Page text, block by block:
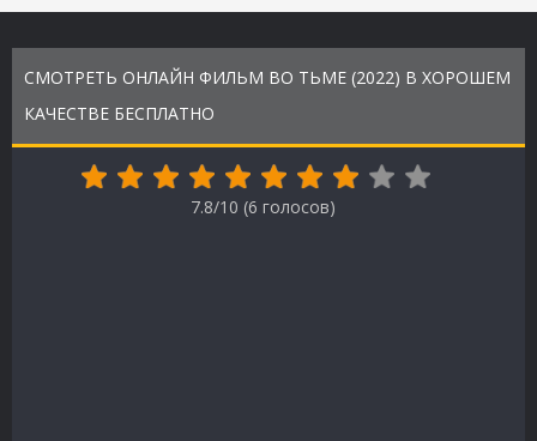
СМОТРЕТЬ ОНЛАЙН ФИЛЬМ ВО ТЬМЕ (2022) В ХОРОШЕМ
КАЧЕСТВЕ БЕСПЛАТНО
7.8/10 (6 голосов)